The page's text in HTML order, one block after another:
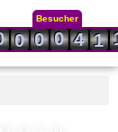
Besucher
0 0 0 4 1